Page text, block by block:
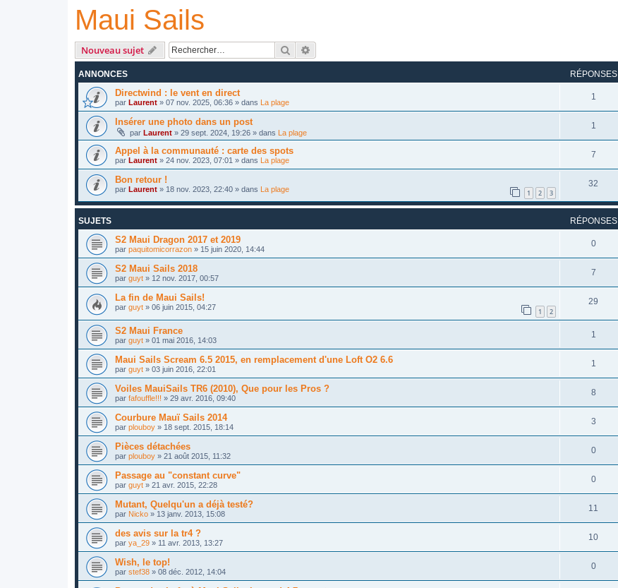
Maui Sails
Nouveau sujet Rechercher
ANNONCES RÉPONSES
Directwind : le vent en direct
par Laurent » 07 nov. 2025, 06:36 » dans La plage
1
Insérer une photo dans un post
par Laurent » 29 sept. 2024, 19:26 » dans La plage
1
Appel à la communauté : carte des spots
par Laurent » 24 nov. 2023, 07:01 » dans La plage
7
Bon retour !
par Laurent » 18 nov. 2023, 22:40 » dans La plage 1 2 3
32
SUJETS RÉPONSES
S2 Maui Dragon 2017 et 2019
par paquitomicorrazon » 15 juin 2020, 14:44
0
S2 Maui Sails 2018
par guyt » 12 nov. 2017, 00:57
7
La fin de Maui Sails!
par guyt » 06 juin 2015, 04:27 1 2
29
S2 Maui France
par guyt » 01 mai 2016, 14:03
1
Maui Sails Scream 6.5 2015, en remplacement d'une Loft O2 6.6
par guyt » 03 juin 2016, 22:01
1
Voiles MauiSails TR6 (2010), Que pour les Pros ?
par fafouffle!!! » 29 avr. 2016, 09:40
8
Courbure Mauï Sails 2014
par plouboy » 18 sept. 2015, 18:14
3
Pièces détachées
par plouboy » 21 août 2015, 11:32
0
Passage au "constant curve"
par guyt » 21 avr. 2015, 22:28
0
Mutant, Quelqu'un a déjà testé?
par Nicko » 13 janv. 2013, 15:08
11
des avis sur la tr4 ?
par ya_29 » 11 avr. 2013, 13:27
10
Wish, le top!
par stef38 » 08 déc. 2012, 14:04
0